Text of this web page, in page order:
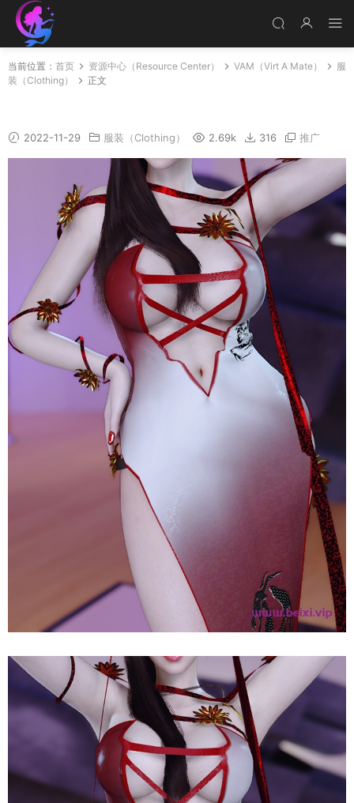
当前位置： 首页 资源中心（Resource Center） VAM（Virt A Mate）
服
装（Clothing）
正文
2022-11-29 服装（Clothing） 2.69k 316 推广